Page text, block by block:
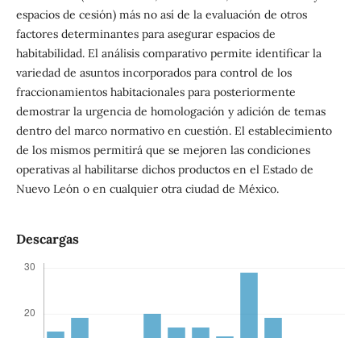
espacios de cesión) más no así de la evaluación de otros
factores determinantes para asegurar espacios de
habitabilidad. El análisis comparativo permite identificar la
variedad de asuntos incorporados para control de los
fraccionamientos habitacionales para posteriormente
demostrar la urgencia de homologación y adición de temas
dentro del marco normativo en cuestión. El establecimiento
de los mismos permitirá que se mejoren las condiciones
operativas al habilitarse dichos productos en el Estado de
Nuevo León o en cualquier otra ciudad de México.
Descargas